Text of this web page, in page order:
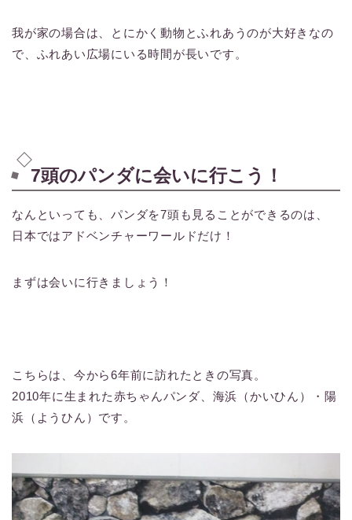
我が家の場合は、とにかく動物とふれあうのが大好きなの
で、ふれあい広場にいる時間が長いです。
7頭のパンダに会いに行こう！
なんといっても、パンダを7頭も見ることができるのは、
日本ではアドベンチャーワールドだけ！
まずは会いに行きましょう！
こちらは、今から6年前に訪れたときの写真。
2010年に生まれた赤ちゃんパンダ、海浜（かいひん）・陽
浜（ようひん）です。